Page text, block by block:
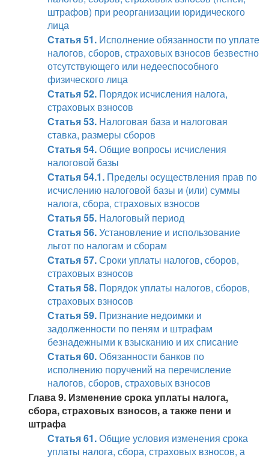
штрафов) при реорганизации юридического
лица
Статья 51. Исполнение обязанности по уплате
налогов, сборов, страховых взносов безвестно
отсутствующего или недееспособного
физического лица
Статья 52. Порядок исчисления налога,
страховых взносов
Статья 53. Налоговая база и налоговая
ставка, размеры сборов
Статья 54.Общие вопросы исчисления
налоговой базы
Статья 54.1. Пределы осуществления прав по
исчислению налоговой базы и (или) суммы
налога, сбора, страховых взносов
Статья 55. Налоговый период
Статья 56.Установление и использование
льгот по налогам и сборам
Статья 57.Сроки уплаты налогов, сборов,
страховых взносов
Статья 58. Порядок уплаты налогов, сборов,
страховых взносов
Статья 59. Признание недоимки и
задолженности по пеням и штрафам
безнадежными к взысканию и их списание
Статья 60.Обязанности банков по
исполнению поручений на перечисление
налогов, сборов, страховых взносов
Глава 9. Изменение срока уплаты налога,
сбора, страховых взносов, а также пени и
штрафа
Статья 61.Общие условия изменения срока
уплаты налога, сбора, страховых взносов, а